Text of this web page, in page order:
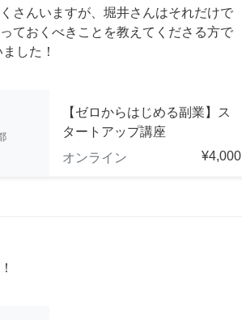
さんいますが、堀井さんはそれだけで
ておくべきことを教えてくださる方で
した！
【ゼロからはじめる副業】ス
タートアップ講座
オンライン
¥4,000